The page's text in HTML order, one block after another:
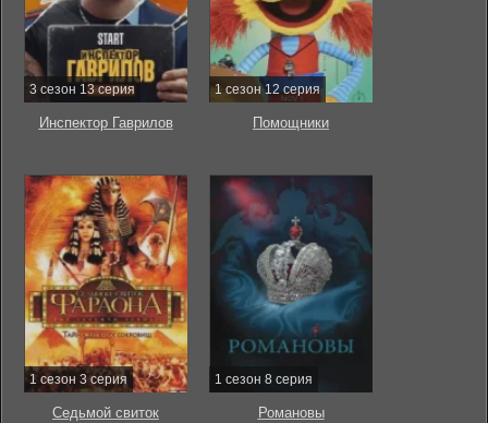
3 сезон 13 серия
Инспектор Гаврилов
1 сезон 12 серия
Помощники
1 сезон 3 серия
Седьмой свиток
1 сезон 8 серия
Романовы